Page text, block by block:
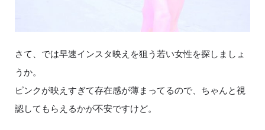
さて、では早速インスタ映えを狙う若い女性を探しましょ
うか。
ピンクが映えすぎて存在感が薄まってるので、ちゃんと視
認してもらえるかが不安ですけど。